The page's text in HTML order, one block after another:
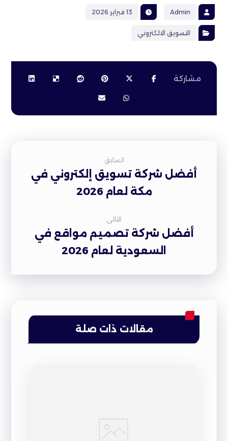
Admin 13 فبراير 2026
التسويق الالكتروني
السابق
أفضل شركة تسويق إلكتروني في
مكة لعام 2026
التالى
أفضل شركة تصميم مواقع في
السعودية لعام 2026
مقالات ذات صلة